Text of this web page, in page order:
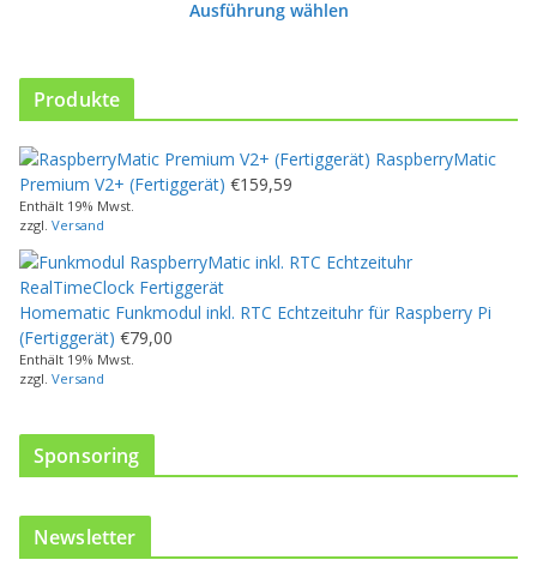
Ausführung wählen
t
w
e
i
s
m
e
h
r
e
V
i
Produkte
RaspberryMatic
Premium V2+ (Fertiggerät) €159,59
Enthält 19% Mwst.
zzgl. Versand
Homematic Funkmodul inkl. RTC Echtzeituhr für Raspberry Pi
(Fertiggerät) €79,00
Enthält 19% Mwst.
zzgl. Versand
Sponsoring
Newsletter